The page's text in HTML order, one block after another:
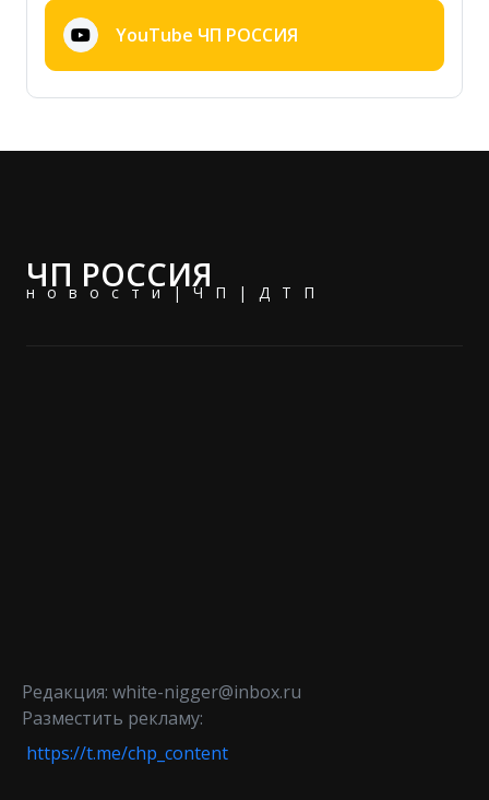
YouTube ЧП РОССИЯ
ЧП РОССИЯ
новости|ЧП|ДТП
Редакция: white-nigger@inbox.ru
Разместить рекламу:
https://t.me/chp_content